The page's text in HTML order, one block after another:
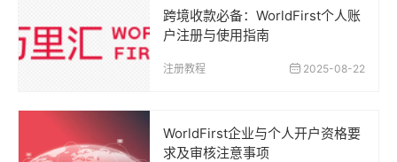
跨境收款必备：WorldFirst个人账
户注册与使用指南
注册教程 2025-08-22
WorldFirst企业与个人开户资格要
求及审核注意事项